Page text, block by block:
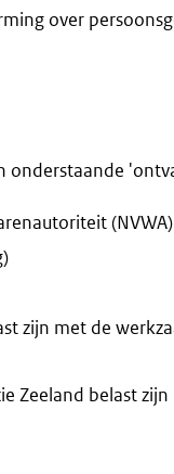
over
onderstaande
(NVWA)
zijn met de
Zeeland belast